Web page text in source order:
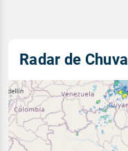
Radar de Chuva